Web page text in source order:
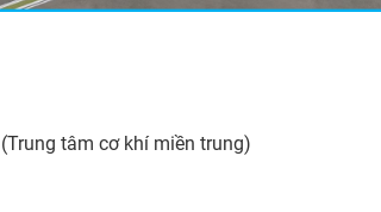
tâm cơ khí miền trung)